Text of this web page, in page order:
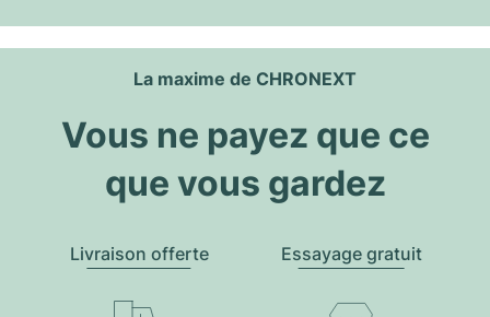
La maxime de CHRONEXT
Vous ne payez que ce
que vous gardez
Livraison offerte Essayage gratuit